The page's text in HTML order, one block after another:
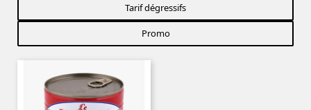
Tarif dégressifs
Promo